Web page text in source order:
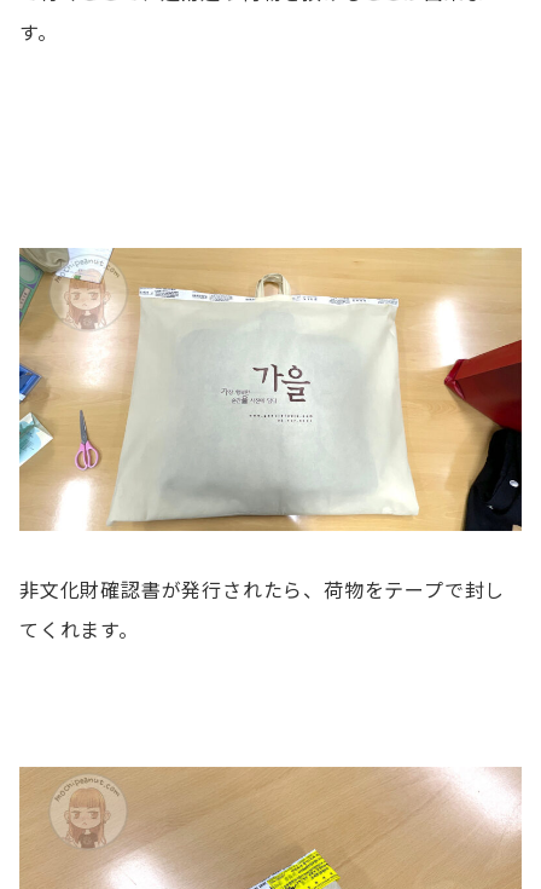
す。
非文化財確認書が発行されたら、荷物をテープで封し
てくれます。